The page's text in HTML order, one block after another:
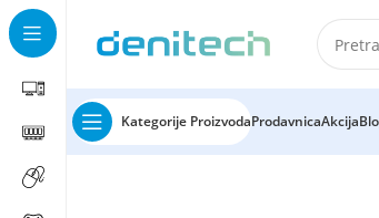
Kategorije ProizvodaProdavnicaAkcija